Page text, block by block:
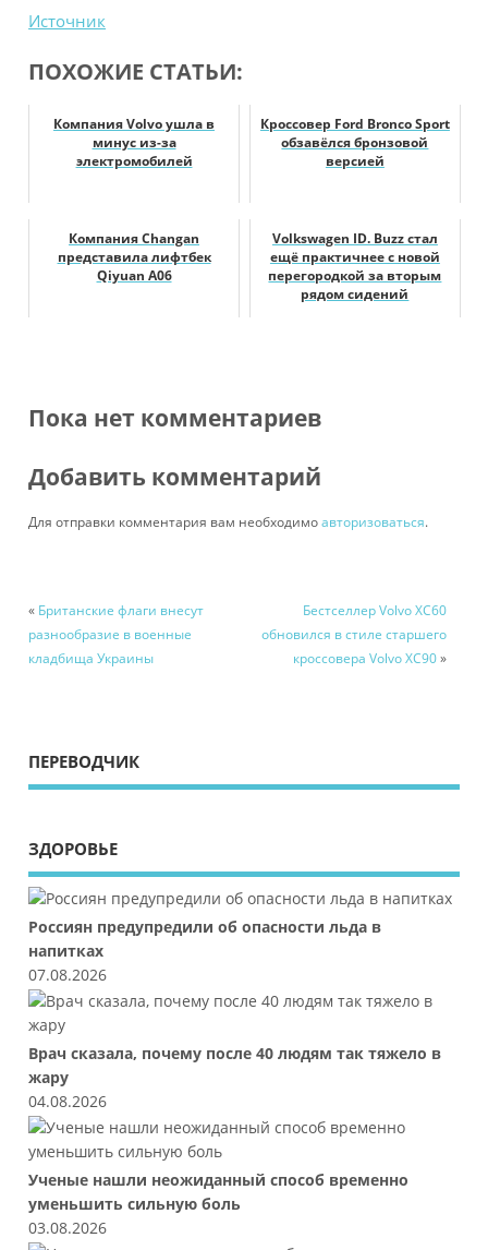
Источник
ПОХОЖИЕ СТАТЬИ:
Компания Volvo ушла в
минус из-за
электромобилей
Кроссовер Ford Bronco Sport
обзавёлся бронзовой
версией
Компания Changan
представила лифтбек
Qiyuan A06
Volkswagen ID. Buzz стал
ещё практичнее с новой
перегородкой за вторым
рядом сидений
Пока нет комментариев
Добавить комментарий
Для отправки комментария вам необходимоавторизоваться.
« Британские флаги внесут
разнообразие в военные
кладбища Украины
Бестселлер Volvo XC60
обновился в стиле старшего
кроссовера Volvo XC90»
ПЕРЕВОДЧИК
ЗДОРОВЬЕ
Россиян предупредили об опасности льда в
напитках
07.08.2026
Врач сказала, почему после 40 людям так тяжело в
жару
04.08.2026
Ученые нашли неожиданный способ временно
уменьшить сильную боль
03.08.2026